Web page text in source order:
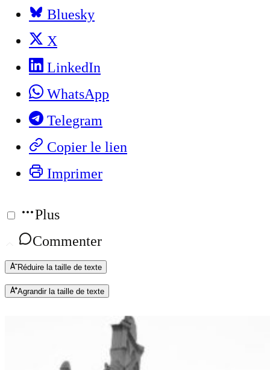
Bluesky
X
LinkedIn
WhatsApp
Telegram
Copier le lien
Imprimer
Plus
Commenter
Réduire la taille de texte
Agrandir la taille de texte